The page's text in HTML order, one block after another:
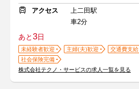
アクセス
上二田駅
車2分
あと3日
未経験者歓迎 主婦(夫)歓迎 交通費支給
社会保険完備
株式会社テクノ・サービスの求人一覧を見る